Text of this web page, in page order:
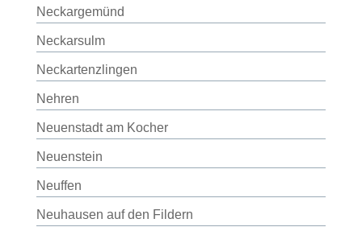
Neckargemünd
Neckarsulm
Neckartenzlingen
Nehren
Neuenstadt am Kocher
Neuenstein
Neuffen
Neuhausen auf den Fildern